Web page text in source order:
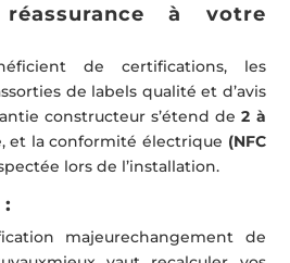
à votre
de certifications, les
de labels qualité et d’avis
constructeur s’étend de2 à
et la conformité électrique (NFC
lors de l’installation.
majeurechangement de